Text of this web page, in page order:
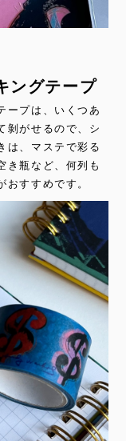
ングテープ
ープは、いくつあ
剝がせるので、シ
は、マステで彩る
き瓶など、何列も
すすめです。